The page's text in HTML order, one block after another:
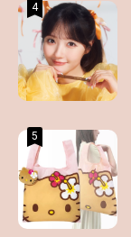
4
5
4
5
4
5